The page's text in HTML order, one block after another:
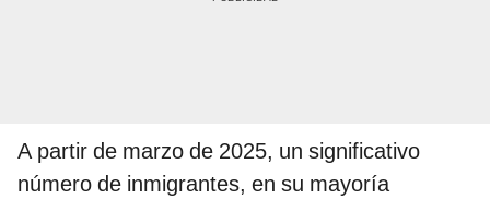
A partir de marzo de 2025, un significativo
número de inmigrantes, en su mayoría